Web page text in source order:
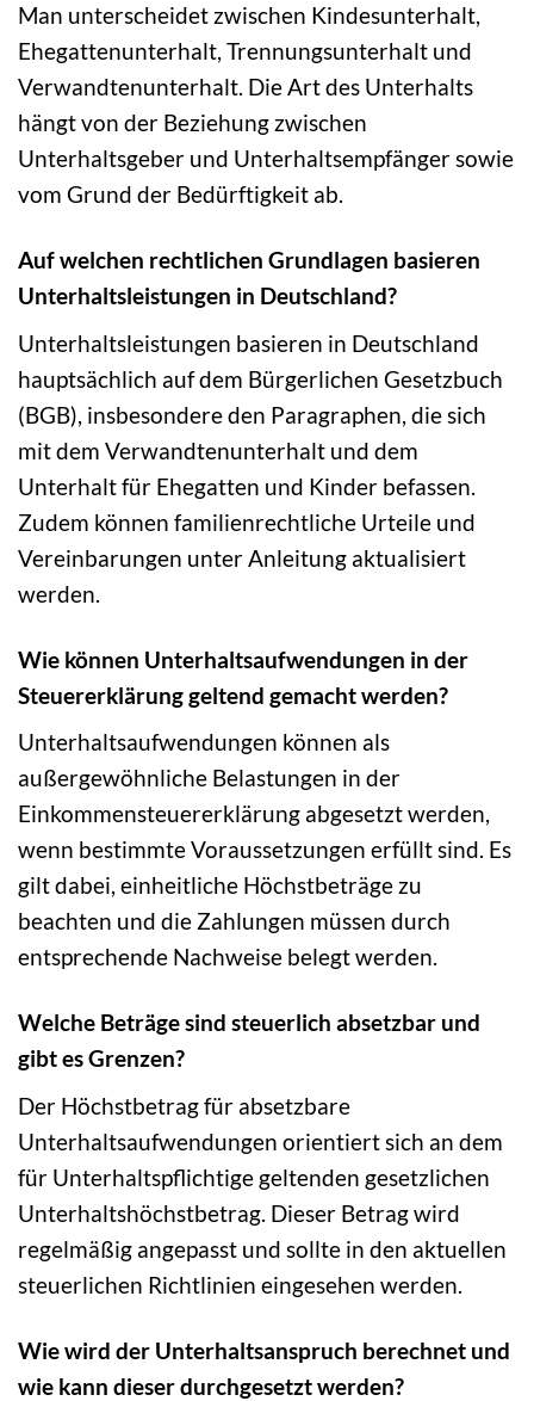
Man unterscheidet zwischen Kindesunterhalt,
Ehegattenunterhalt, Trennungsunterhalt und
Verwandtenunterhalt. Die Art des Unterhalts
hängt von der Beziehung zwischen
Unterhaltsgeber und Unterhaltsempfänger sowie
vom Grund der Bedürftigkeit ab.
Auf welchen rechtlichen Grundlagen basieren
Unterhaltsleistungen in Deutschland?
Unterhaltsleistungen basieren in Deutschland
hauptsächlich auf dem Bürgerlichen Gesetzbuch
(BGB), insbesondere den Paragraphen, die sich
mit dem Verwandtenunterhalt und dem
Unterhalt für Ehegatten und Kinder befassen.
Zudem können familienrechtliche Urteile und
Vereinbarungen unter Anleitung aktualisiert
werden.
Wie können Unterhaltsaufwendungen in der
Steuererklärung geltend gemacht werden?
Unterhaltsaufwendungen können als
außergewöhnliche Belastungen in der
Einkommensteuererklärung abgesetzt werden,
wenn bestimmte Voraussetzungen erfüllt sind. Es
gilt dabei, einheitliche Höchstbeträge zu
beachten und die Zahlungen müssen durch
entsprechende Nachweise belegt werden.
Welche Beträge sind steuerlich absetzbar und
gibt es Grenzen?
Der Höchstbetrag für absetzbare
Unterhaltsaufwendungen orientiert sich an dem
für Unterhaltspflichtige geltenden gesetzlichen
Unterhaltshöchstbetrag. Dieser Betrag wird
regelmäßig angepasst und sollte in den aktuellen
steuerlichen Richtlinien eingesehen werden.
Wie wird der Unterhaltsanspruch berechnet und
wie kann dieser durchgesetzt werden?